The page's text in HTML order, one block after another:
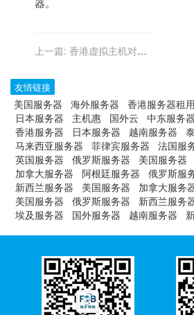
上一篇: 香港虚拟主机对移
友情链接
美国服务器 海外服务器 香港服务器租用
日本服务器
主机惠 国外云 中东服务器
香港服务器
日本服务器 越南服务器
马来西亚服务器
菲律宾服务器 法国服
英国服务器
俄罗斯服务器 美国服务器
加拿大服务器
阿根廷服务器 俄罗斯服
新西兰服务器
美国服务器 加拿大服务
美国服务器
俄罗斯服务器 新西兰服务
埃及服务器
国外服务器 越南服务器